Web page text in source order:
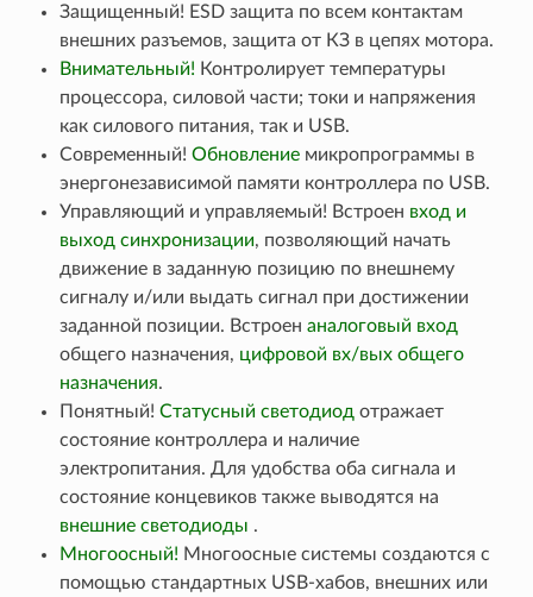
Защищенный! ESD защита по всем контактам
внешних разъемов, защита от КЗ в цепях мотора.
Внимательный! Контролирует температуры
процессора, силовой части; токи и напряжения
как силового питания, так и USB.
Современный! Обновлениемикропрограммы в
энергонезависимой памяти контроллера по USB.
Управляющий и управляемый! Встроен вход и
выход синхронизации, позволяющий начать
движение в заданную позицию по внешнему
сигналу и/или выдать сигнал при достижении
заданной позиции. Встроен аналоговый вход
общего назначения, цифровой вх/вых общего
назначения.
Понятный! Статусный светодиод отражает
состояние контроллера и наличие
электропитания. Для удобства оба сигнала и
состояние концевиков также выводятся на
внешние светодиоды .
Многоосный! Многоосные системы создаются с
помощью стандартных USB-хабов, внешних или